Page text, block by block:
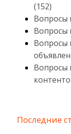
(152)
Вопросы
Вопросы
Вопросы
Вопросы
Последние